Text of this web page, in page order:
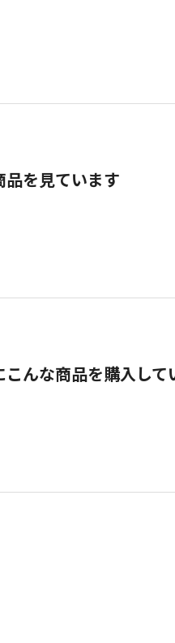
を見ています
んな商品を購入して